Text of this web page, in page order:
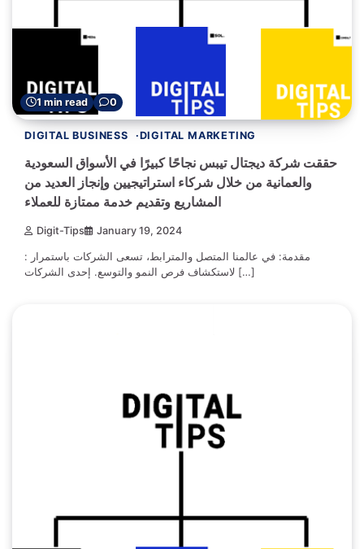
1 min read 0
DIGITAL BUSINESS DIGITAL MARKETING
حققت شركة ديجتال تيبس نجاحًا كبيرًا في الأسواق السعودية
والعمانية من خلال شركاء استراتيجيين وإنجاز العديد من
المشاريع وتقديم خدمة ممتازة للعملاء
Digit-Tips January 19, 2024
: مقدمة: في عالمنا المتصل والمترابط، تسعى الشركات باستمرار
لاستكشاف فرص النمو والتوسع. إحدى الشركات […]